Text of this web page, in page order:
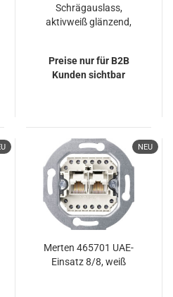
Schrägauslass,
aktivweiß glänzend,
Preise nur für B2B
Kunden sichtbar
NEU
Merten 465701 UAE-
Einsatz 8/8, weiß